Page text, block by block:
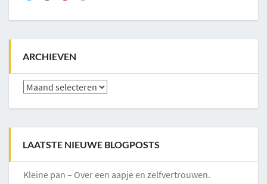
ARCHIEVEN
Archieven
LAATSTE NIEUWE BLOGPOSTS
Kleine pan – Over een aapje en zelfvertrouwen.